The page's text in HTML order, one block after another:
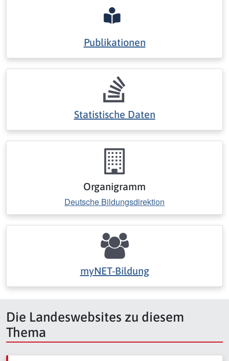
Publikationen
Statistische Daten
Organigramm
Deutsche Bildungsdirektion
myNET-Bildung
Die Landeswebsites zu diesem
Thema